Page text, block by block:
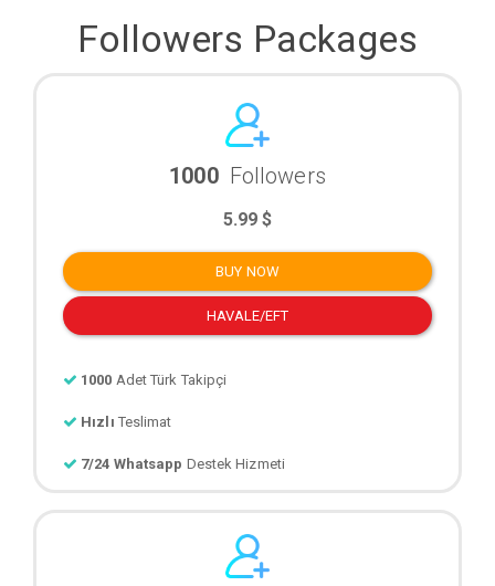
Followers Packages
1000 Followers
5.99 $
BUY NOW
HAVALE/EFT
1000 Adet Türk Takipçi
Hızlı Teslimat
7/24 Whatsapp Destek Hizmeti